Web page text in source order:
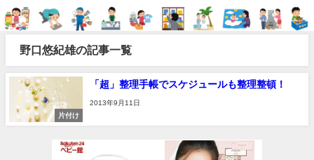
野口悠紀雄の記事一覧
片付け
「超」整理手帳でスケジュールも整理整頓！
2013年9月11日